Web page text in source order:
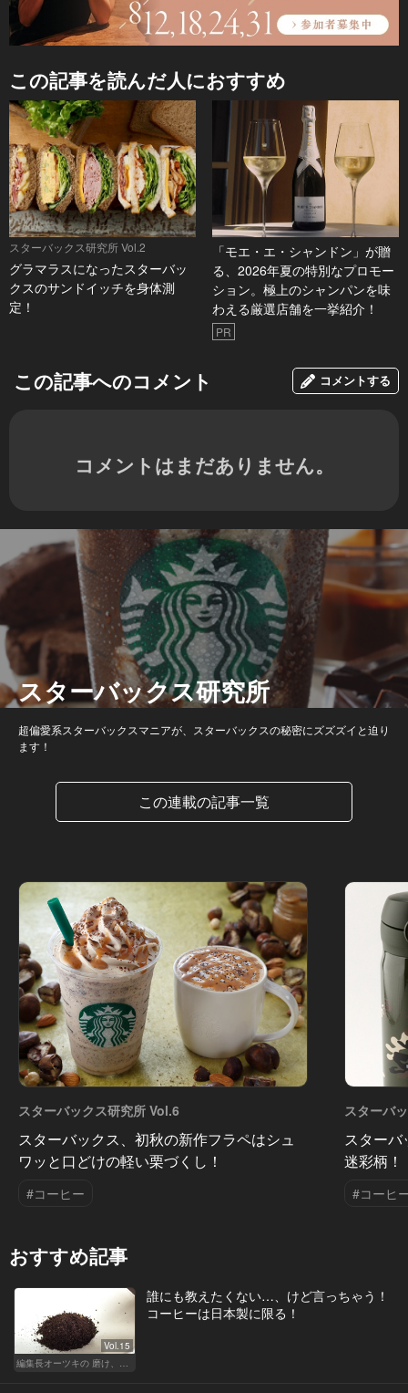
この記事を読んだ人におすすめ
スターバックス研究所 Vol.2
グラマラスになったスターバッ
クスのサンドイッチを身体測
定！
「モエ・エ・シャンドン」が贈
る、2026年夏の特別なプロモー
ション。極上のシャンパンを味
わえる厳選店舗を一挙紹介！
PR
この記事へのコメント コメントする
コメントはまだありません。
スターバックス研究所
超偏愛系スターバックスマニアが、スターバックスの秘密にズズズイと迫り
ます！
この連載の記事一覧
スターバックス研究所 Vol.6
スターバックス、初秋の新作フラペはシュ
ワッと口どけの軽い栗づくし！
#コーヒー
スターバ
スター
迷彩柄！
#コーヒ
おすすめ記事
Vol.15
編集長オーツキの 磨け、バカ舌！ 学べ、オトナの遊び
誰にも教えたくない…、けど言っちゃう！
コーヒーは日本製に限る！